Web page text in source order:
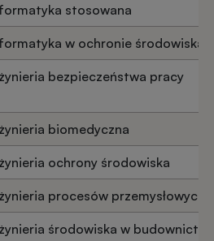
stosowana
w ochronie środowiska
bezpieczeństwa pracy
biomedyczna
ochrony środowiska
procesów przemysłowych
środowiska w